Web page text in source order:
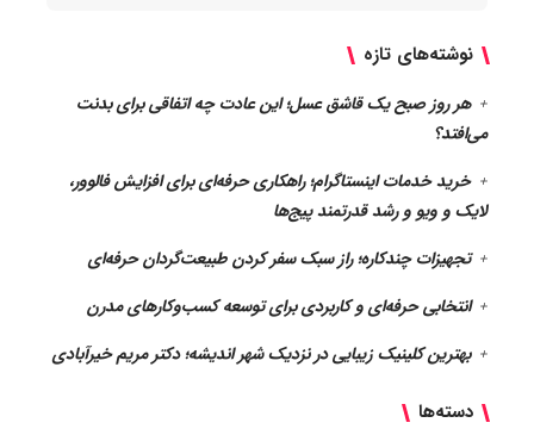
نوشته‌های تازه
هر روز صبح یک قاشق عسل؛ این عادت چه اتفاقی برای بدنت
می‌افتد؟
خرید خدمات اینستاگرام؛ راهکاری حرفه‌ای برای افزایش فالوور،
لایک و ویو و رشد قدرتمند پیج‌ها
تجهیزات چندکاره؛ راز سبک سفر کردن طبیعت‌گردان حرفه‌ای
انتخابی حرفه‌ای و کاربردی برای توسعه کسب‌وکارهای مدرن
بهترین کلینیک زیبایی در نزدیک شهر اندیشه؛ دکتر مریم خیرآبادی
دسته‌ها